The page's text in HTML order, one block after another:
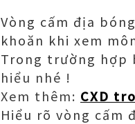
Vòng cấm địa
khoăn khi xem
Trong trường hợp
hiểu nhé !
Xem thêm: CXD
Hiểu rõ vòng cấm